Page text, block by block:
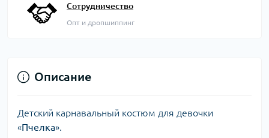
Сотрудничество
Опт и дропшиппинг
Описание
Детский карнавальный костюм для девочки
«Пчелка».